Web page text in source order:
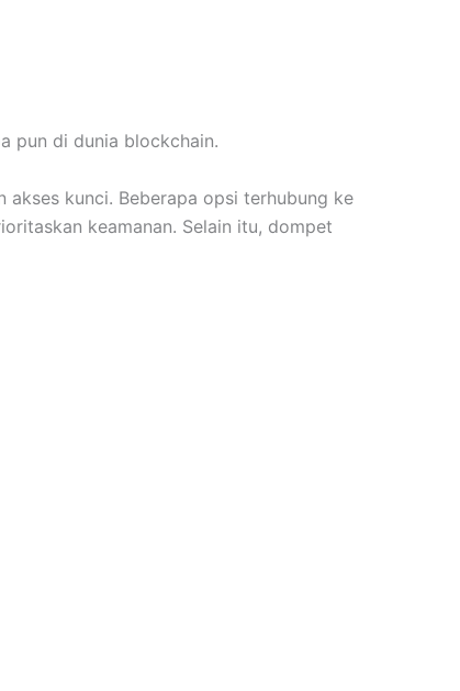
pun di dunia blockchain.
kunci. Beberapa opsi terhubung ke
keamanan. Selain itu, dompet